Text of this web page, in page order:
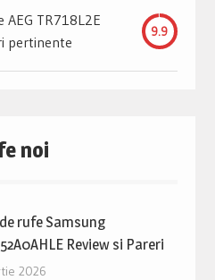
AEG TR718L2E
pertinente
9.9
noi
rufe Samsung
Review si Pareri
2026